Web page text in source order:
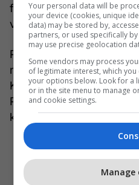
filma të rinj do ta
vitesh?”, u shpreh ai.
Pakënaqësi shkaktoi
në ceremoni. Çmimin në
Kieran Culkin, i cili bëri
Penn nuk mundi – ose
këtu, prandaj po e marr
Your personal data will be
your device (cookies, unique
data) may be stored by,
partners, or used specifically
may use precise geolocation
Some vendors may process
of legitimate interest, which
your options below. Look for a
or in the site menu to manage
and cookie settings.
Manage